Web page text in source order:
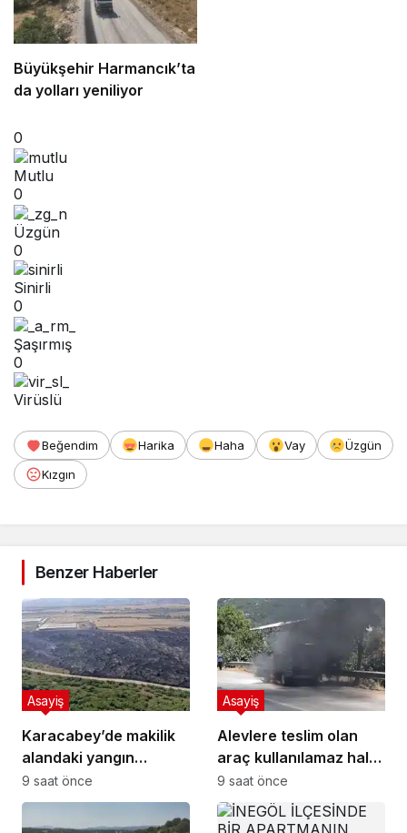
Büyükşehir Harmancık’ta
da yolları yeniliyor
0
Mutlu
0
Üzgün
0
Sinirli
0
Şaşırmış
0
Virüslü
Beğendim Harika Haha Vay
Üzgün
Kızgın
Benzer Haberler
Karacabey’de makilik
alandaki yangın
fabrikaya ulaşmadan
söndürüldü
Asayiş
9 saat önce
Alevlere teslim olan
araç kullanılamaz hale
geldi
Asayiş
9 saat önce